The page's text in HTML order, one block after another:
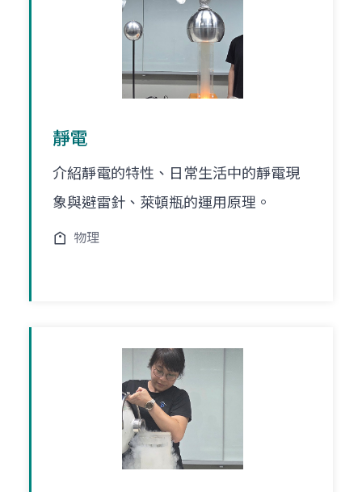
靜電
介紹靜電的特性、日常生活中的靜電現
象與避雷針、萊頓瓶的運用原理。
物理